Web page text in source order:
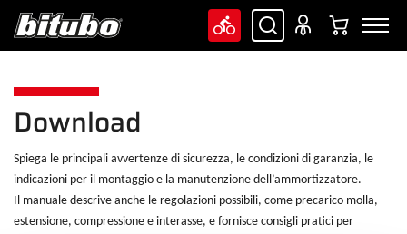
Download
Spiega le principali avvertenze di sicurezza, le condizioni di garanzia, le
indicazioni per il montaggio e la manutenzione dell’ammortizzatore.
Il manuale descrive anche le regolazioni possibili, come precarico molla,
estensione, compressione e interasse, e fornisce consigli pratici per